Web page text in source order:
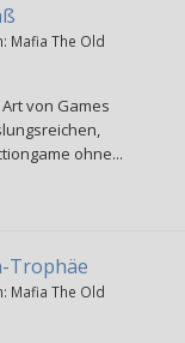
Mafia The Old
von Games
ohne...
Trophäe
Mafia The Old